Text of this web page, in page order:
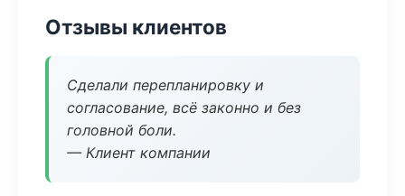
Отзывы клиентов
Сделали перепланировку и
согласование, всё законно и без
головной боли.
— Клиент компании